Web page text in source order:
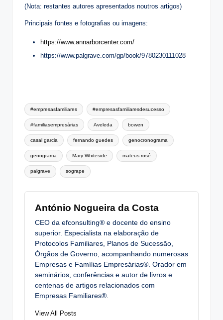
(Nota: restantes autores apresentados noutros artigos)
Principais fontes e fotografias ou imagens:
https://www.annarborcenter.com/
https://www.palgrave.com/gp/book/9780230111028
Tags:
#empresasfamiliares #empresasfamiliaresdesucesso
#familiasempresárias Aveleda bowen
casal garcia fernando guedes genocronograma
genograma Mary Whiteside mateus rosé
palgrave sogrape
António Nogueira da Costa
CEO da efconsulting® e docente do ensino
superior. Especialista na elaboração de
Protocolos Familiares, Planos de Sucessão,
Órgãos de Governo, acompanhando numerosas
Empresas e Famílias Empresárias®. Orador em
seminários, conferências e autor de livros e
centenas de artigos relacionados com
Empresas Familiares®.
View All Posts